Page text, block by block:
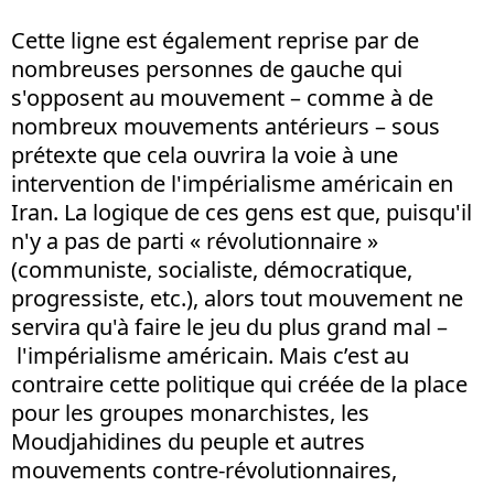
Cette ligne est également reprise par de
nombreuses personnes de gauche qui
s'opposent au mouvement – comme à de
nombreux mouvements antérieurs – sous
prétexte que cela ouvrira la voie à une
intervention de l'impérialisme américain en
Iran. La logique de ces gens est que, puisqu'il
n'y a pas de parti « révolutionnaire »
(communiste, socialiste, démocratique,
progressiste, etc.), alors tout mouvement ne
servira qu'à faire le jeu du plus grand mal –
l'impérialisme américain. Mais c’est au
contraire cette politique qui créée de la place
pour les groupes monarchistes, les
Moudjahidines du peuple et autres
mouvements contre-révolutionnaires,